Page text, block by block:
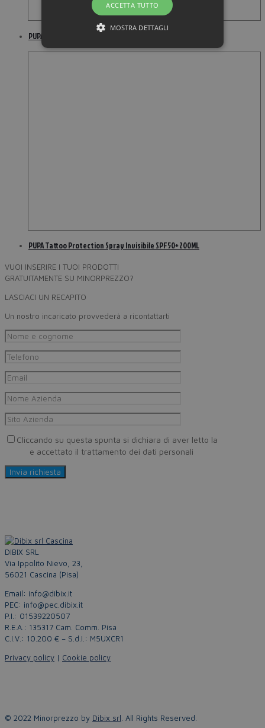
PUPA Panno Detergente Perfezionatore
PUPA Tattoo Protection Spray Invisibile SPF50+ 200ML
VUOI INSERIRE I TUOI PRODOTTI
GRATUITAMENTE SU MINORPREZZO?
LASCIACI UN RECAPITO
Un nostro incaricato provvederà a ricontattarti
Cliccando su questa spunta si dichiara di aver letto la
e accettato il trattamento dei dati personali
DIBIX SRL
Via Ippolito Nievo, 23,
56021 Cascina (Pisa)
Email: info@dibix.it
PEC: info@pec.dibix.it
P.I.: 01539220507
R.E.A.: 135317 Cam. Comm. Pisa
C.I.V.: 10.200 € – S.d.I.: M5UXCR1
Privacy policy | Cookie policy
© 2022 Minorprezzo by Dibix srl. All Rights Reserved.
ACCETTA TUTTO
MOSTRA DETTAGLI